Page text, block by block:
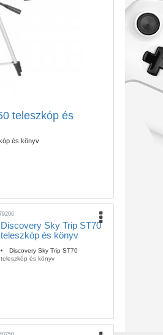
teleszkóp és
és könyv
Discovery Sky Trip ST70
teleszkóp és könyv
Discovery Sky Trip ST70
teleszkóp és könyv